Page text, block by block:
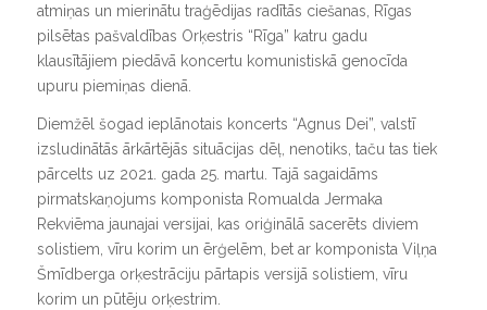
atmiņas un mierinātu traģēdijas radītās ciešanas, Rīgas
pilsētas pašvaldības Orķestris “Rīga” katru gadu
klausītājiem piedāvā koncertu komunistiskā genocīda
upuru piemiņas dienā.
Diemžēl šogad ieplānotais koncerts “Agnus Dei”, valstī
izsludinātās ārkārtējās situācijas dēļ, nenotiks, taču tas tiek
pārcelts uz 2021. gada 25. martu. Tajā sagaidāms
pirmatskaņojums komponista Romualda Jermaka
Rekviēma jaunajai versijai, kas oriģinālā sacerēts diviem
solistiem, vīru korim un ērģelēm, bet ar komponista Viļņa
Šmīdberga orķestrāciju pārtapis versijā solistiem, vīru
korim un pūtēju orķestrim.